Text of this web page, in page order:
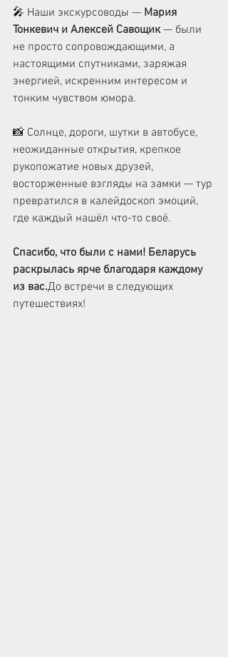
🎤 Наши экскурсоводы — Мария
Тонкевич и Алексей Савощик — были
не просто сопровождающими, а
настоящими спутниками, заряжая
энергией, искренним интересом и
тонким чувством юмора.
📸 Солнце, дороги, шутки в автобусе,
неожиданные открытия, крепкое
рукопожатие новых друзей,
восторженные взгляды на замки — тур
превратился в калейдоскоп эмоций,
где каждый нашёл что-то своё.
Спасибо, что были с нами! Беларусь
раскрылась ярче благодаря каждому
из вас.До встречи в следующих
путешествиях!